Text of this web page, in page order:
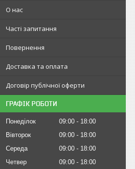
О нас
Часті запитання
Повернення
Доставка та оплата
Договір публічної оферти
ГРАФІК РОБОТИ
Понеділок 09:00
18:00
Вівторок
09:00
18:00
Середа
09:00
18:00
Четвер
09:00
18:00